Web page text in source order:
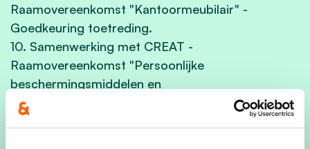
Raamovereenkomst "Kantoormeubilair" -
Goedkeuring toetreding.
10. Samenwerking met CREAT -
Raamovereenkomst "Persoonlijke
beschermingsmiddelen en
bedrijfskledij - November 2025" - Goedkeuring
toetreding.